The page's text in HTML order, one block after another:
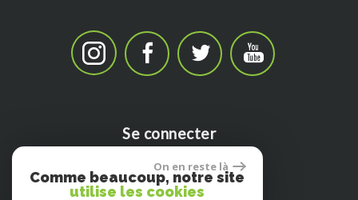
Se connecter
On en reste là
Comme beaucoup, notre site
utilise les cookies